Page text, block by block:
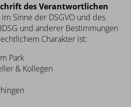
des Verantwortlichen
Sinne der DSGVO und des
und anderer Bestimmungen
Charakter ist:
Park
& Kollegen